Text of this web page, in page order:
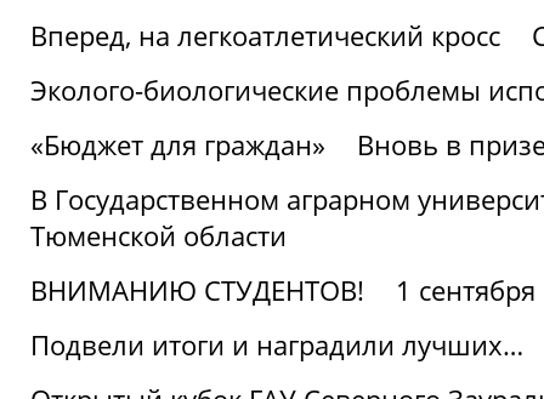
Вперед, на легкоатлетический кросс
Эколого-биологические проблемы
«Бюджет для граждан»
Вновь в
В Государственном аграрном
Тюменской области
ВНИМАНИЮ СТУДЕНТОВ!
1 сентября
Подвели итоги и наградили лучших…